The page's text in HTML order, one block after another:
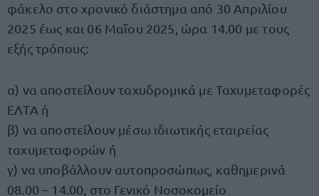
φάκελο στο χρονικό διάστημα από 30 Απριλίου
2025 έως και 06 Μαΐου 2025, ώρα 14.00 με τους
εξής τρόπους:
α) να αποστείλουν ταχυδρομικά με Ταχυμεταφορές
ΕΛΤΑ ή
β) να αποστείλουν μέσω ιδιωτικής εταιρείας
ταχυμεταφορών ή
γ) να υποβάλλουν αυτοπροσώπως, καθημερινά
08.00 – 14.00, στο Γενικό Νοσοκομείο